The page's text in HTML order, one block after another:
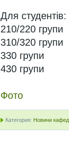
Для студентів:
210/220 групи
310/320 групи
330 групи
430 групи
Фото
Категория: Новини